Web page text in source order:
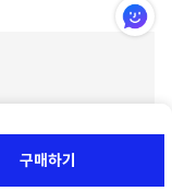
구매하기